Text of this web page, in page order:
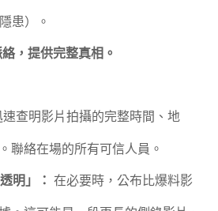
患）。
，提供完整真相。
速查明影片拍攝的完整時間、地
聯絡在場的所有可信人員。
明」： 在必要時，公布比爆料影